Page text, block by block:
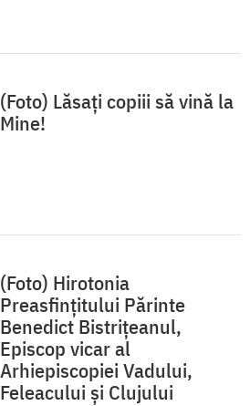
(Foto) Lăsaţi copiii să vină la
Mine!
(Foto) Hirotonia
Preasfințitului Părinte
Benedict Bistrițeanul,
Episcop vicar al
Arhiepiscopiei Vadului,
Feleacului și Clujului